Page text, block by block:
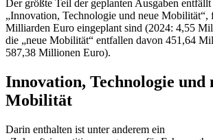
Der größte Teil der geplanten Ausgaben
„Innovation, Technologie und neue Mobilität“,
Milliarden Euro eingeplant sind (2024: 4,55
die „neue Mobilität“ entfallen davon 451,64
587,38 Millionen Euro).
Innovation, Technologie und
Mobilität
Darin enthalten ist unter anderem ein